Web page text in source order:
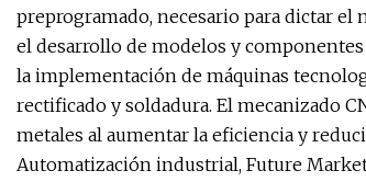
preprogramado, necesario para dictar
el desarrollo de modelos y
la implementación de máquinas
rectificado y soldadura. El mecanizado
metales al aumentar la eficiencia y
Automatización industrial, Future